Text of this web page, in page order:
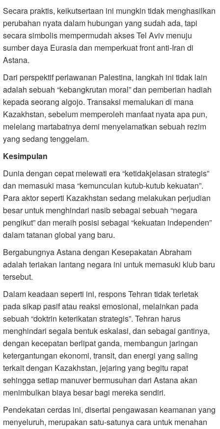
Secara praktis, keikutsertaan ini mungkin tidak menghasilkan
perubahan nyata dalam hubungan yang sudah ada, tapi
secara simbolis mempermudah akses Tel Aviv menuju
sumber daya Eurasia dan memperkuat front anti-Iran di
Astana.
Dari perspektif perlawanan Palestina, langkah ini tidak lain
adalah sebuah “kebangkrutan moral” dan pemberian hadiah
kepada seorang algojo. Transaksi memalukan di mana
Kazakhstan, sebelum memperoleh manfaat nyata apa pun,
melelang martabatnya demi menyelamatkan sebuah rezim
yang sedang tenggelam.
Kesimpulan
Dunia dengan cepat melewati era “ketidakjelasan strategis”
dan memasuki masa “kemunculan kutub-kutub kekuatan”.
Para aktor seperti Kazakhstan sedang melakukan perjudian
besar untuk menghindari nasib sebagai sebuah “negara
pengikut” dan meraih posisi sebagai “kekuatan independen”
dalam tatanan global yang baru.
Bergabungnya Astana dengan Kesepakatan Abraham
adalah teriakan lantang negara ini untuk memasuki klub baru
tersebut.
Dalam keadaan seperti ini, respons Tehran tidak terletak
pada sikap pasif atau reaksi emosional, melainkan pada
sebuah “doktrin keterikatan strategis”. Tehran harus
menghindari segala bentuk eskalasi, dan sebagai gantinya,
dengan kecepatan berlipat ganda, membangun jaringan
ketergantungan ekonomi, transit, dan energi yang saling
terkait dengan Kazakhstan, jejaring yang begitu rapat
sehingga setiap manuver bermusuhan dari Astana akan
menimbulkan biaya besar bagi mereka sendiri.
Pendekatan cerdas ini, disertai pengawasan keamanan yang
menyeluruh, merupakan satu-satunya cara untuk menahan